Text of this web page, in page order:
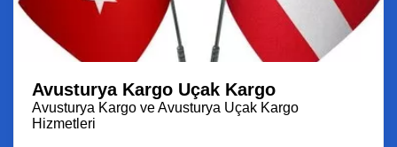
Avusturya Kargo Uçak Kargo
Avusturya Kargo ve Avusturya Uçak Kargo
Hizmetleri